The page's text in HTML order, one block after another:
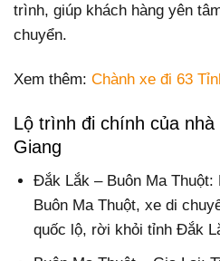
trình, giúp khách hàng yên
chuyển.
Xem thêm: Chành xe đi 63
Lộ trình đi chính của nhà
Giang
Đắk Lắk – Buôn Ma
Buôn Ma Thuột, xe di
quốc lộ, rời khỏi tỉnh Đắk